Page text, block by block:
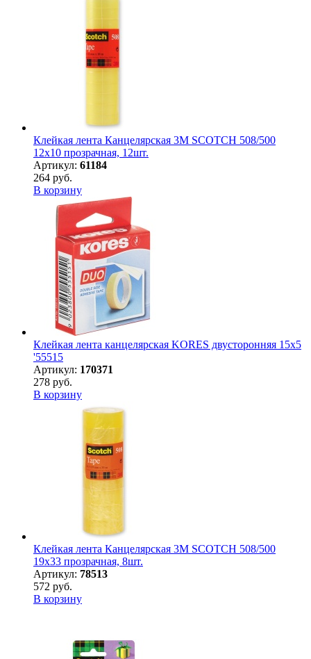
Клейкая лента Канцелярская 3M SCOTCH 508/500
12х10 прозрачная, 12шт.
Артикул: 61184
264 руб.
В корзину
Клейкая лента канцелярская KORES двусторонняя 15х5
'55515
Артикул: 170371
278 руб.
В корзину
Клейкая лента Канцелярская 3M SCOTCH 508/500
19х33 прозрачная, 8шт.
Артикул: 78513
572 руб.
В корзину